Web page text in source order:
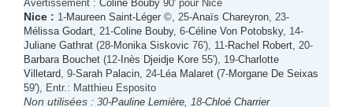
Avertissement : Coline Bouby 90' pour Nice
Nice : 1-Maureen Saint-Léger ©, 25-Anaïs Chareyron , 23-
Mélissa Godart , 21-Coline Bouby, 6-Céline Von Potobsky, 14-
Juliane Gathrat (28-Monika Siskovic 76'), 11-Rachel Robert , 20-
Barbara Bouchet (12- Inès Djeidje Kore 55'), 19-Charlotte
Villetard , 9-Sarah Palacin , 24- Léa Malaret (7-Morgane De Seixas
59'), Entr.: Matthieu Esposito
Non utilisées : 30-Pauline Lemière , 18-Chloé Charrier